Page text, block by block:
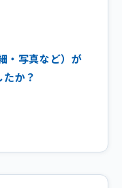
・写真など）が
たか？